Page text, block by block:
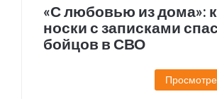
«С любовью из дома»:
носки с записками
бойцов в СВО